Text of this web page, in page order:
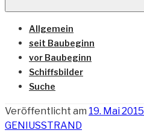
Allgemein
seit Baubeginn
vor Baubeginn
Schiffsbilder
Suche
Veröffentlicht am 19. Mai 2015
GENIUSSTRAND